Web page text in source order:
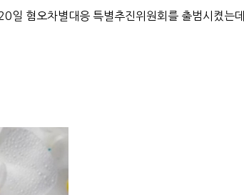
일 혐오차별대응 특별추진위원회를 출범시켰는